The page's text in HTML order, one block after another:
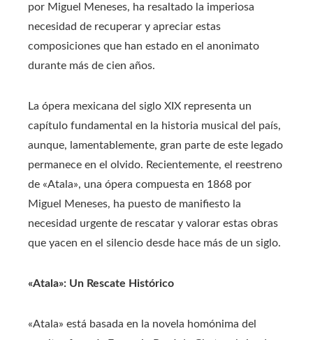
por Miguel Meneses, ha resaltado la imperiosa
necesidad de recuperar y apreciar estas
composiciones que han estado en el anonimato
durante más de cien años.
​La ópera mexicana del siglo XIX representa un
capítulo fundamental en la historia musical del país,
aunque, lamentablemente, gran parte de este legado
permanece en el olvido. Recientemente, el reestreno
de «Atala», una ópera compuesta en 1868 por
Miguel Meneses, ha puesto de manifiesto la
necesidad urgente de rescatar y valorar estas obras
que yacen en el silencio desde hace más de un siglo.​
«Atala»: Un Rescate Histórico
«Atala» está basada en la novela homónima del